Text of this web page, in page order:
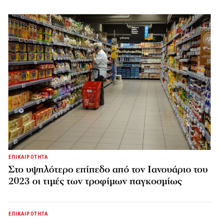
ΕΠΙΚΑΙΡΟΤΗΤΑ
Στο υψηλότερο επίπεδο από τον Ιανουάριο του
2023 οι τιμές των τροφίμων παγκοσμίως
ΕΠΙΚΑΙΡΟΤΗΤΑ